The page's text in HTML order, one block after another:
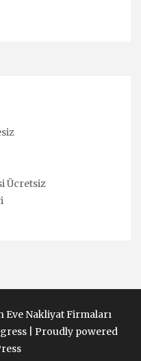
Ücretsiz
Eve Nakliyat Firmaları
| Proudly powered